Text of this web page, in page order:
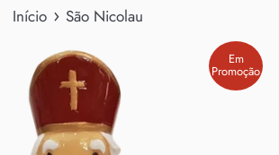
Início › São Nicolau
Em
Promoção